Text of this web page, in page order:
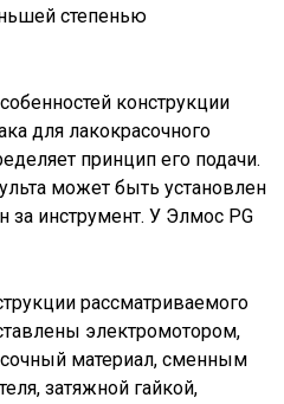
степенью
конструкции
для лакокрасочного
принцип его подачи.
может быть установлен
за инструмент. У Элмос PG
рассматриваемого
электромотором,
материал, сменным
затяжной гайкой,